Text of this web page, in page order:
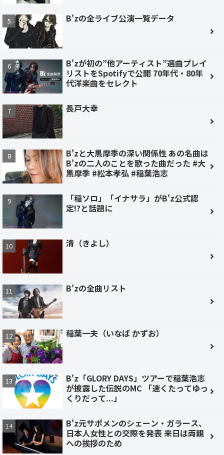
B'zの全ライブ公演一覧データ
B'zが初の”他アーティスト”選曲プレイ
リストをSpotifyで公開 70年代・80年
代洋楽曲をセレクト
長戸大幸
B'zと大黒摩季の深い関係性 あの名曲は
B'zの二人のことを歌った曲だった #大
黒摩季 #松本孝弘 #稲葉浩志
「稲ソロ」「イナサラ」がB'z公式認
定!?と話題に
清（きよし）
B'zの全曲リスト
稲葉一夫（いなば かずお）
B'z「GLORY DAYS」ツアーで稲葉浩志
が披露した伝説のMC 「速くたってゆっ
くりだって...」
B'z元サポメンのシェーン・ガラース、
日本人女性との交際を発表 来日は両親
への挨拶のため